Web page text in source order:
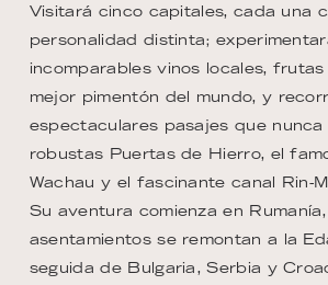
Visitará cinco capitales, cada una
personalidad distinta;
incomparables vinos locales,
mejor pimentón del mundo, y
espectaculares pasajes que
robustas Puertas de Hierro, el
Wachau y el fascinante canal Rin-
Su aventura comienza en
asentamientos se remontan a la
seguida de Bulgaria, Serbia y